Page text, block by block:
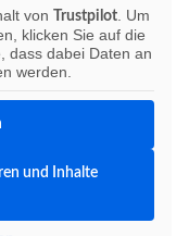
von Trustpilot . Um
klicken Sie auf die
dass dabei Daten an
werden.
und Inhalte